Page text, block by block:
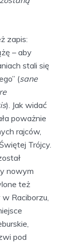
zapis:
– aby
stali się
(sane
). Jak widać
poważnie
rajców,
Trójcy.
nowym
też
Raciborzu,
pod